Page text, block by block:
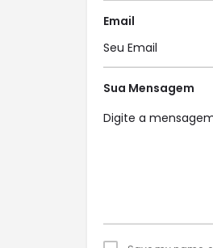
Email
Sua Mensagem